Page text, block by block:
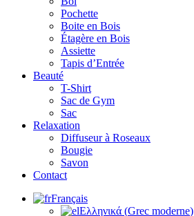
Pochette
Boite en Bois
Étagère en Bois
Assiette
Tapis d’Entrée
Beauté
T-Shirt
Sac de Gym
Sac
Relaxation
Diffuseur à Roseaux
Bougie
Savon
Contact
Français
Ελληνικά (Grec moderne)